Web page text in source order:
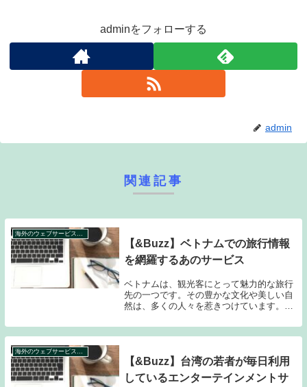
adminをフォローする
admin
関連記事
【&Buzz】ベトナムでの旅行情報
を網羅するあのサービス
ベトナムは、観光客にとって魅力的な旅行
先の一つです。その豊かな文化や美しい自
然は、多くの人々を惹きつけています。し
は、様々な情報が必要となります。そこ
で、私たちはあなたの旅行をサポートする
【&Buzz】台湾の若者が毎日利用
しているエンターテインメントサ